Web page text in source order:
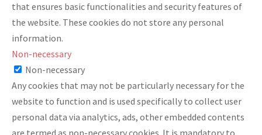
that ensures basic functionalities and security features of
the website. These cookies do not store any personal
information.
Non-necessary
Non-necessary
Any cookies that may not be particularly necessary for the
website to function and is used specifically to collect user
personal data via analytics, ads, other embedded contents